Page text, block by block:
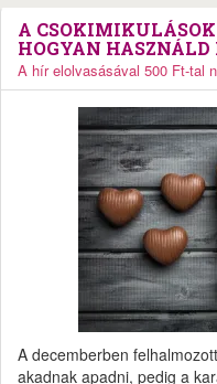
A CSOKIMIKULÁSOK
HOGYAN HASZNÁLD
A hír elolvasásával 500 Ft-tal
A decemberben
akadnak apadni, pedig a